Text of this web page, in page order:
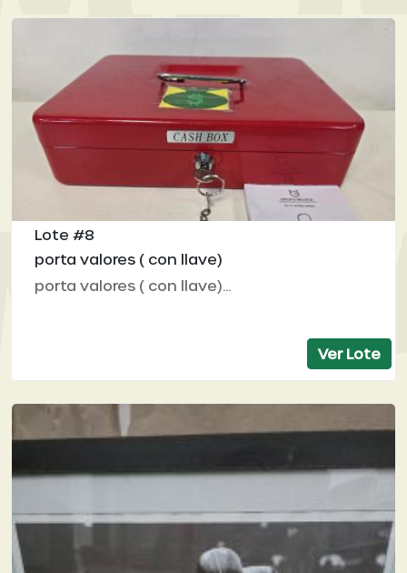
Lote #8
porta valores ( con llave)
porta valores ( con llave)...
Ver Lote